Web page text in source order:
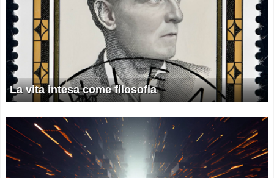
La vita intesa come filosofia